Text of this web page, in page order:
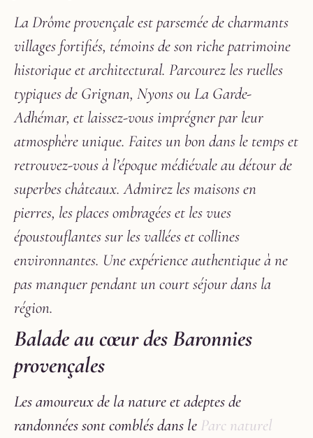
La Drôme provençale est parsemée de charmants
villages fortifiés, témoins de son riche patrimoine
historique et architectural. Parcourez les ruelles
typiques de Grignan, Nyons ou La Garde-
Adhémar, et laissez-vous imprégner par leur
atmosphère unique. Faites un bon dans le temps et
retrouvez-vous à l’époque médiévale au détour de
superbes châteaux. Admirez les maisons en
pierres, les places ombragées et les vues
époustouflantes sur les vallées et collines
environnantes. Une expérience authentique à ne
pas manquer pendant un court séjour dans la
région.
Balade au cœur des Baronnies
provençales
Les amoureux de la nature et adeptes de
randonnées sont comblés dans le Parc naturel